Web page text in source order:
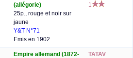
(allégorie)
25p., rouge et noir sur
jaune
Y&T N°71
Emis en 1902
1
Empire allemand (1872-
TATAV